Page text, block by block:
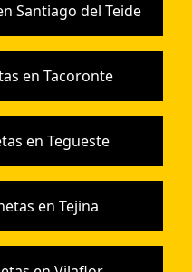
Santiago del Teide
en Tacoronte
en Tegueste
en Tejina